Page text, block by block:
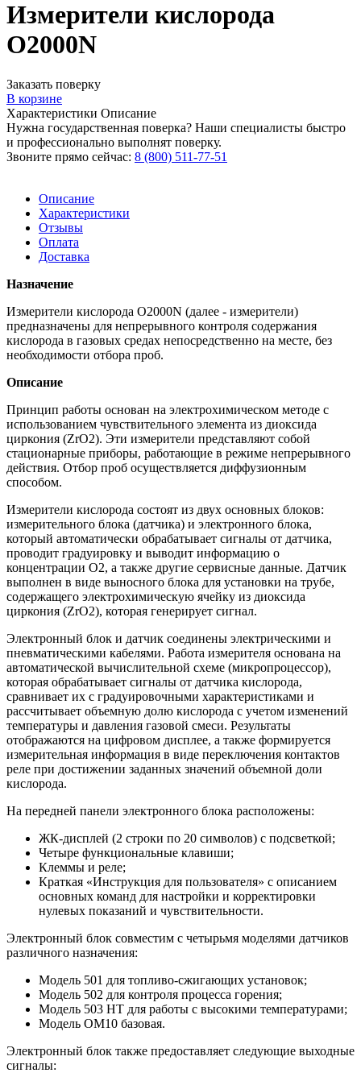
Измерители кислорода
O2000N
Заказать поверку
В корзине
Характеристики Описание
Нужна государственная поверка? Наши специалисты быстро
и профессионально выполнят поверку.
Звоните прямо сейчас: 8 (800) 511-77-51
Описание
Характеристики
Отзывы
Оплата
Доставка
Назначение
Измерители кислорода O2000N (далее - измерители)
предназначены для непрерывного контроля содержания
кислорода в газовых средах непосредственно на месте, без
необходимости отбора проб.
Описание
Принцип работы основан на электрохимическом методе с
использованием чувствительного элемента из диоксида
циркония (ZrO2). Эти измерители представляют собой
стационарные приборы, работающие в режиме непрерывного
действия. Отбор проб осуществляется диффузионным
способом.
Измерители кислорода состоят из двух основных блоков:
измерительного блока (датчика) и электронного блока,
который автоматически обрабатывает сигналы от датчика,
проводит градуировку и выводит информацию о
концентрации O2, а также другие сервисные данные. Датчик
выполнен в виде выносного блока для установки на трубе,
содержащего электрохимическую ячейку из диоксида
циркония (ZrO2), которая генерирует сигнал.
Электронный блок и датчик соединены электрическими и
пневматическими кабелями. Работа измерителя основана на
автоматической вычислительной схеме (микропроцессор),
которая обрабатывает сигналы от датчика кислорода,
сравнивает их с градуировочными характеристиками и
рассчитывает объемную долю кислорода с учетом изменений
температуры и давления газовой смеси. Результаты
отображаются на цифровом дисплее, а также формируется
измерительная информация в виде переключения контактов
реле при достижении заданных значений объемной доли
кислорода.
На передней панели электронного блока расположены:
ЖК-дисплей (2 строки по 20 символов) с подсветкой;
Четыре функциональные клавиши;
Клеммы и реле;
Краткая «Инструкция для пользователя» с описанием
основных команд для настройки и корректировки
нулевых показаний и чувствительности.
Электронный блок совместим с четырьмя моделями датчиков
различного назначения:
Модель 501 для топливо-сжигающих установок;
Модель 502 для контроля процесса горения;
Модель 503 НТ для работы с высокими температурами;
Модель ОМ10 базовая.
Электронный блок также предоставляет следующие выходные
сигналы: